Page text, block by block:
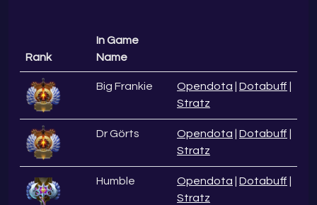
Rank
In Game
Name
Big Frankie Opendota Dotabuff
Stratz
Dr Görts Opendota Dotabuff
Stratz
Humble Opendota Dotabuff
Stratz